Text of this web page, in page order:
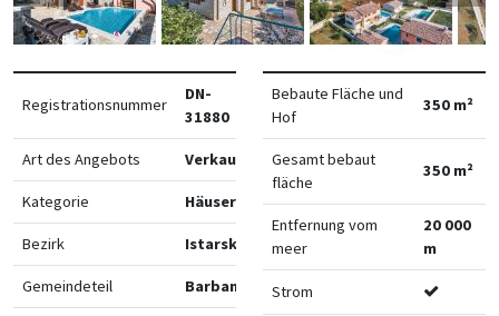
Registrationsnummer
DN-
31880
Art des Angebots Verkauf
Kategorie Häuser
Bezirk Istarska
Gemeindeteil Barban
Bebaute Fläche und
Hof
350 m²
Gesamt bebaut
fläche
350 m²
Entfernung vom
meer
20 000
m
Strom